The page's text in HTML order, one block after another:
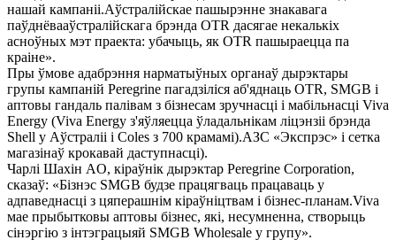
нашай кампаніі.Аўстралійскае пашырэнне знакавага
паўднёвааўстралійскага брэнда OTR дасягае некалькіх
асноўных мэт праекта: убачыць, як OTR пашыраецца па
краіне».
Пры ўмове адабрэння нарматыўных органаў дырэктары
групы кампаній Peregrine пагадзіліся аб'яднаць OTR, SMGB і
аптовы гандаль палівам з бізнесам зручнасці і мабільнасці Viva
Energy (Viva Energy з'яўляецца ўладальнікам ліцэнзіі брэнда
Shell у Аўстраліі і Coles з 700 крамамі).АЗС «Экспрэс» і сетка
магазінаў крокавай даступнасці).
Чарлі Шахін AO, кіраўнік дырэктар Peregrine Corporation,
сказаў: «Бізнэс SMGB будзе працягваць працаваць у
адпаведнасці з цяперашнім кіраўніцтвам і бізнес-планам.Viva
мае прыбытковы аптовы бізнес, які, несумненна, створыць
сінэргію з інтэграцыяй SMGB Wholesale у групу».